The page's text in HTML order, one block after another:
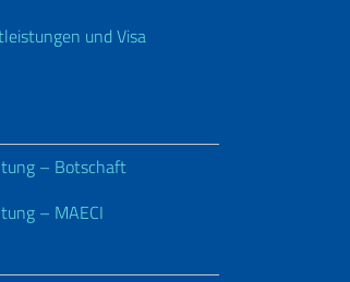
und Visa
– Botschaft
– MAECI